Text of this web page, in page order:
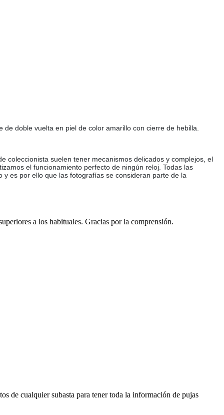
doble vuelta en piel de color amarillo con cierre de hebilla.
coleccionista suelen tener mecanismos delicados y complejos, el
el funcionamiento perfecto de ningún reloj. Todas las
es por ello que las fotografías se consideran parte de la
a los habituales. Gracias por la comprensión.
de cualquier subasta para tener toda la información de pujas